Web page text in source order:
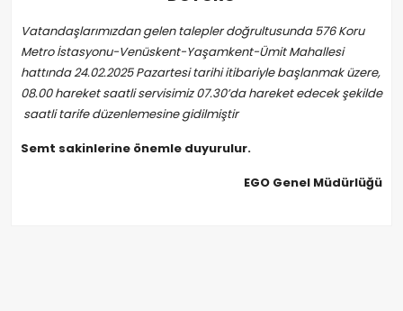
Vatandaşlarımızdan gelen talepler doğrultusunda 576 Koru
Metro İstasyonu-Venüskent-Yaşamkent-Ümit Mahallesi
hattında 24.02.2025 Pazartesi tarihi itibariyle başlanmak üzere,
08.00 hareket saatli servisimiz 07.30’da hareket edecek şekilde
saatli tarife düzenlemesine gidilmiştir
Semt sakinlerine önemle duyurulur.
EGO Genel Müdürlüğü